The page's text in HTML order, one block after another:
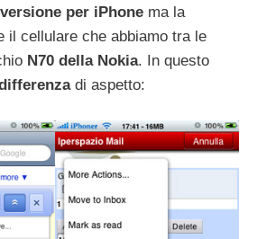
per iPhone ma la
il cellulare che abbiamo tra le
N70 della Nokia. In questo
di aspetto: